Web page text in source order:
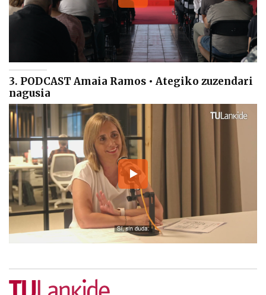
3. PODCAST Amaia Ramos • Ategiko zuzendari
nagusia